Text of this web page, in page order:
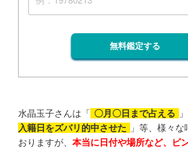
無料鑑定する
水晶玉子さんは「 〇月〇日まで占える
入籍日をズバリ的中させた
」等、様々
おりますが、 本当に日付や場所など、ピ